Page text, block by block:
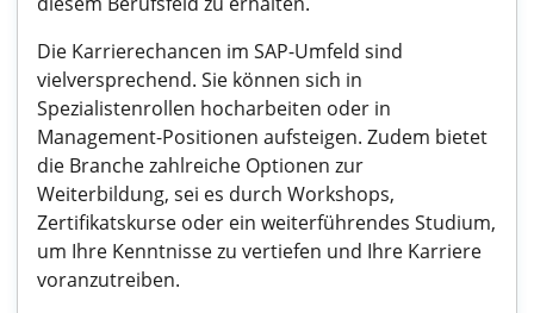
Die Karrierechancen im SAP-Umfeld sind
vielversprechend. Sie können sich in
Spezialistenrollen hocharbeiten oder in
Management-Positionen aufsteigen. Zudem bietet
die Branche zahlreiche Optionen zur
Weiterbildung, sei es durch Workshops,
Zertifikatskurse oder ein weiterführendes Studium,
um Ihre Kenntnisse zu vertiefen und Ihre Karriere
voranzutreiben.